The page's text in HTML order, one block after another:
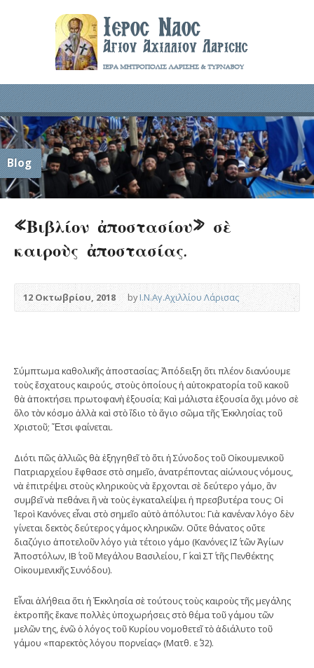
Blog
«Βιβλίον ἀποστασίου» σὲ
καιροὺς ἀποστασίας.
12 Οκτωβρίου, 2018 byΙ.Ν.Αγ.Αχιλλίου Λάρισας
Σύμπτωμα καθολικῆς ἀποστασίας; Ἀπόδειξη ὅτι πλέον διανύουμε
τοὺς ἔσχατους καιρούς, στοὺς ὁποίους ἡ αὐτοκρατορία τοῦ κακοῦ
θὰ ἀποκτήσει πρωτοφανὴ ἐξουσία; Καὶ μάλιστα ἐξουσία ὄχι μόνο σὲ
ὅλο τὸν κόσμο ἀλλὰ καὶ στὸ ἴδιο τὸ ἅγιο σῶμα τῆς Ἐκκλησίας τοῦ
Χριστοῦ; Ἔτσι φαίνεται.
Διότι πῶς ἀλλιῶς θὰ ἐξηγηθεῖ τὸ ὅτι ἡ ­Σύνοδος τοῦ Οἰκουμενικοῦ
Πατριαρχείου ἔφθα­σε στὸ σημεῖο, ἀνατρέποντας αἰώνιους νόμους,
νὰ ἐπιτρέψει στοὺς κληρικοὺς νὰ ἔρχονται σὲ δεύτερο γάμο, ἂν
συμβεῖ νὰ πεθάνει ἢ νὰ τοὺς ἐγκαταλείψει ἡ πρεσβυτέρα τους; Οἱ
Ἱεροὶ Κανόνες εἶναι στὸ σημεῖο αὐτὸ ἀπόλυτοι: Γιὰ κανέναν λόγο δὲν
γίνεται δεκτὸς δεύτερος γάμος κληρικῶν. Οὔτε θάνατος οὔτε
διαζύγιο ἀποτελοῦν λόγο γιὰ τέτοιο γάμο (Κανόνες ΙΖ΄ τῶν Ἁγίων
Ἀποστόλων, ΙΒ΄ τοῦ Μεγάλου Βασιλείου, Γ΄ καὶ ΣΤ΄ τῆς Πενθέκτης
Οἰκουμενικῆς Συνόδου).
Εἶναι ἀλήθεια ὅτι ἡ Ἐκκλησία σὲ τούτους τοὺς καιροὺς τῆς μεγάλης
ἐκτροπῆς ἔκανε πολλὲς ὑποχωρήσεις στὸ θέμα τοῦ γάμου τῶν
μελῶν της, ἐνῶ ὁ λόγος τοῦ Κυρίου νομοθετεῖ τὸ ἀδιάλυτο τοῦ
γάμου «παρεκτὸς λόγου πορνείας» (Ματθ. ε΄ 32).